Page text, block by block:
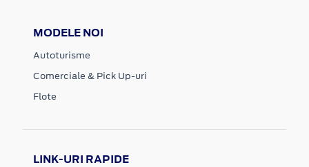
MODELE NOI
Autoturisme
Comerciale & Pick Up-uri
Flote
LINK-URI RAPIDE